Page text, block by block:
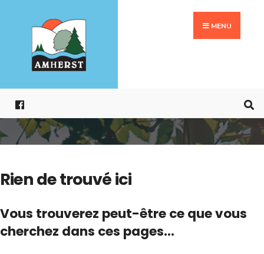
contenu
MENU
Rien de trouvé ici
Vous trouverez peut-être ce que vous
cherchez dans ces pages...
for: